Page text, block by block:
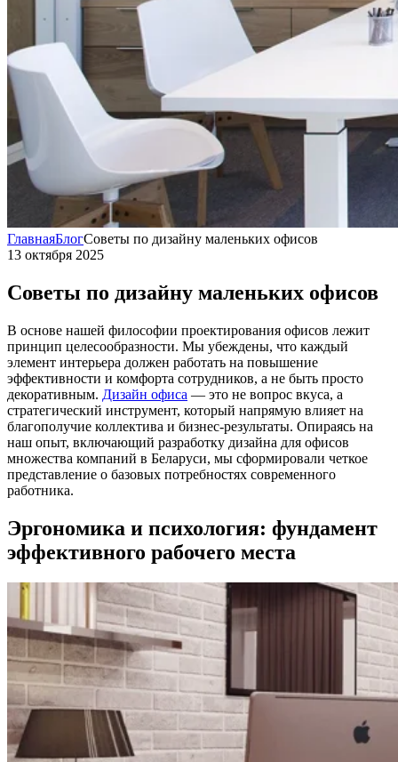
ГлавнаяБлогСоветы по дизайну маленьких офисов
13 октября 2025
Советы по дизайну маленьких офисов
В основе нашей философии проектирования офисов лежит
принцип целесообразности. Мы убеждены, что каждый
элемент интерьера должен работать на повышение
эффективности и комфорта сотрудников, а не быть просто
декоративным. Дизайн офиса — это не вопрос вкуса, а
стратегический инструмент, который напрямую влияет на
благополучие коллектива и бизнес-результаты. Опираясь на
наш опыт, включающий разработку дизайна для офисов
множества компаний в Беларуси, мы сформировали четкое
представление о базовых потребностях современного
работника.
Эргономика и психология: фундамент
эффективного рабочего места